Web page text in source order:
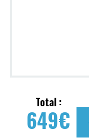
Total :
649€